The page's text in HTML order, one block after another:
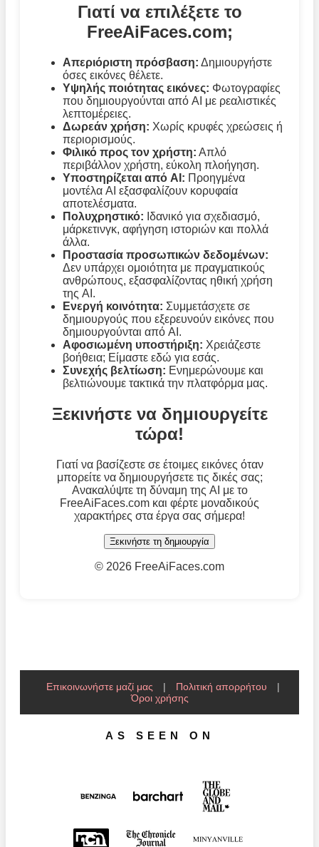
Γιατί να επιλέξετε το
FreeAiFaces.com;
Απεριόριστη πρόσβαση: Δημιουργήστε
όσες εικόνες θέλετε.
Υψηλής ποιότητας εικόνες: Φωτογραφίες
που δημιουργούνται από AI με ρεαλιστικές
λεπτομέρειες.
Δωρεάν χρήση: Χωρίς κρυφές χρεώσεις ή
περιορισμούς.
Φιλικό προς τον χρήστη: Απλό
περιβάλλον χρήστη, εύκολη πλοήγηση.
Υποστηρίζεται από AI: Προηγμένα
μοντέλα AI εξασφαλίζουν κορυφαία
αποτελέσματα.
Πολυχρηστικό: Ιδανικό για σχεδιασμό,
μάρκετινγκ, αφήγηση ιστοριών και πολλά
άλλα.
Προστασία προσωπικών δεδομένων:
Δεν υπάρχει ομοιότητα με πραγματικούς
ανθρώπους, εξασφαλίζοντας ηθική χρήση
της AI.
Ενεργή κοινότητα: Συμμετάσχετε σε
δημιουργούς που εξερευνούν εικόνες που
δημιουργούνται από AI.
Αφοσιωμένη υποστήριξη: Χρειάζεστε
βοήθεια; Είμαστε εδώ για εσάς.
Συνεχής βελτίωση: Ενημερώνουμε και
βελτιώνουμε τακτικά την πλατφόρμα μας.
Ξεκινήστε να δημιουργείτε
τώρα!
Γιατί να βασίζεστε σε έτοιμες εικόνες όταν
μπορείτε να δημιουργήσετε τις δικές σας;
Ανακαλύψτε τη δύναμη της AI με το
FreeAiFaces.com και φέρτε μοναδικούς
χαρακτήρες στα έργα σας σήμερα!
Ξεκινήστε τη δημιουργία
© 2026 FreeAiFaces.com
Επικοινωνήστε μαζί μας | Πολιτική απορρήτου
|
Όροι χρήσης
AS SEEN ON